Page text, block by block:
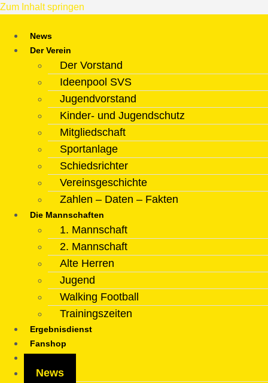
Zum Inhalt springen
News
Der Verein
Der Vorstand
Ideenpool SVS
Jugendvorstand
Kinder- und Jugendschutz
Mitgliedschaft
Sportanlage
Schiedsrichter
Vereinsgeschichte
Zahlen – Daten – Fakten
Die Mannschaften
1. Mannschaft
2. Mannschaft
Alte Herren
Jugend
Walking Football
Trainingszeiten
Ergebnisdienst
Fanshop
News